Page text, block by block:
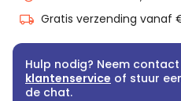
Gratis verzending vanaf
Hulp nodig? Neem
klantenservice of stuur
de chat.